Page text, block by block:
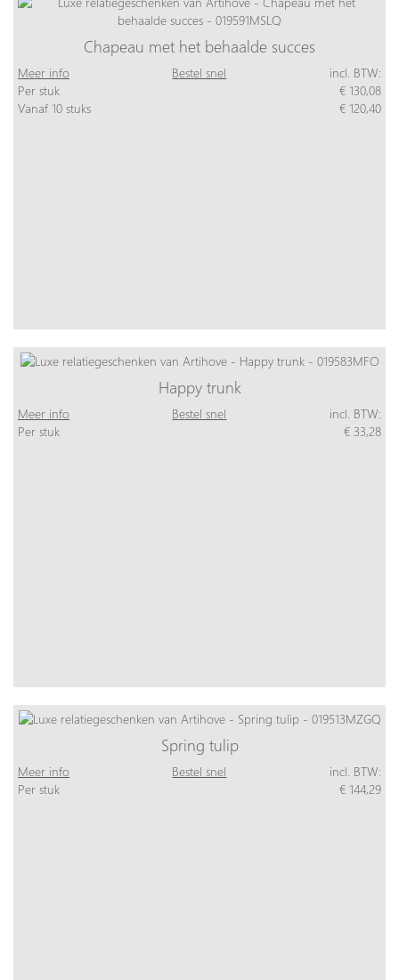
Chapeau met het behaalde succes
Meer info Bestel snel
incl. BTW:
Per stuk
€ 130,08
Vanaf 10 stuks
€ 120,40
Happy trunk
Meer info Bestel snel
incl. BTW:
Per stuk
€ 33,28
Spring tulip
Meer info Bestel snel
incl. BTW:
Per stuk
€ 144,29